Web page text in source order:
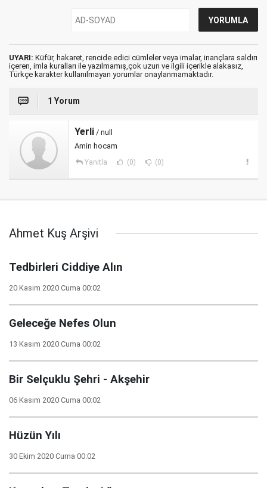
UYARI: Küfür, hakaret, rencide edici cümleler veya imalar, inançlara saldırı
içeren, imla kuralları ile yazılmamış,çok uzun ve ilgili içerikle alakasız,
Türkçe karakter kullanılmayan yorumlar onaylanmamaktadır.
1 Yorum
Yerli / null
Amin hocam
Yanıtla (0) (0)
Ahmet Kuş Arşivi
Tedbirleri Ciddiye Alın
20 Kasım 2020 Cuma 00:02
Geleceğe Nefes Olun
13 Kasım 2020 Cuma 00:02
Bir Selçuklu Şehri - Akşehir
06 Kasım 2020 Cuma 00:02
Hüzün Yılı
30 Ekim 2020 Cuma 00:02